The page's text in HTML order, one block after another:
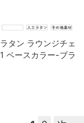
タン ラウンジチェ
ベースカラー-ブラ
ン1個付